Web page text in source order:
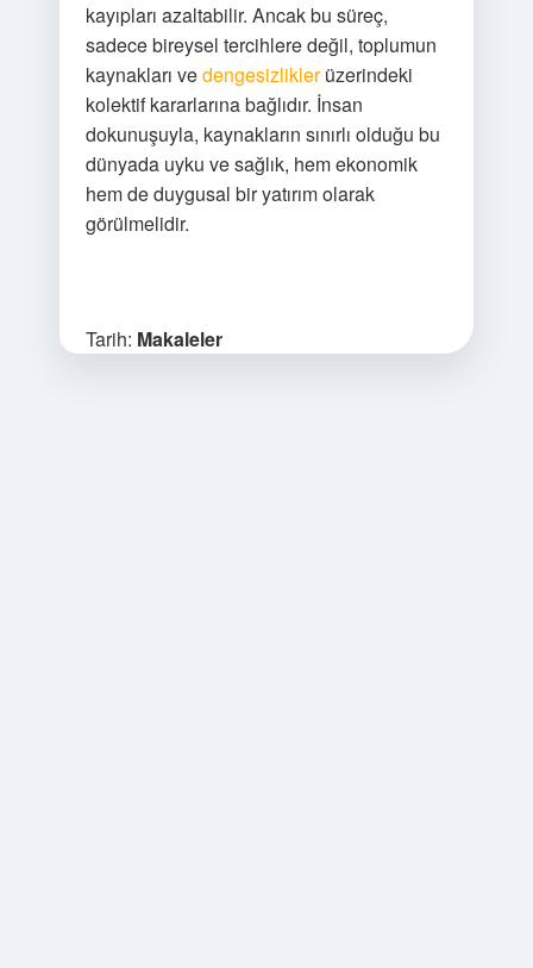
kayıpları azaltabilir. Ancak bu süreç,
sadece bireysel tercihlere değil, toplumun
kaynakları vedengesizliklerüzerindeki
kolektif kararlarına bağlıdır. İnsan
dokunuşuyla, kaynakların sınırlı olduğu bu
dünyada uyku ve sağlık, hem ekonomik
hem de duygusal bir yatırım olarak
görülmelidir.
Tarih: Makaleler